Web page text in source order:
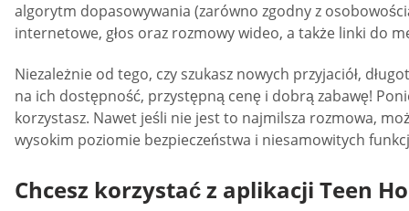
algorytm dopasowywania (zarówno zgodny z
internetowe, głos oraz rozmowy wideo, a także linki do
Niezależnie od tego, czy szukasz nowych przyjaciół,
na ich dostępność, przystępną cenę i dobrą zabawę!
korzystasz. Nawet jeśli nie jest to najmilsza rozmowa,
wysokim poziomie bezpieczeństwa i niesamowitych
Chcesz korzystać z aplikacji Teen